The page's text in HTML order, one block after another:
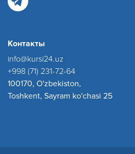
Контакты
info@kursi24.uz
+998 (71) 231-72-64
100170, O'zbekiston,
Toshkent, Sayram ko'chasi 25